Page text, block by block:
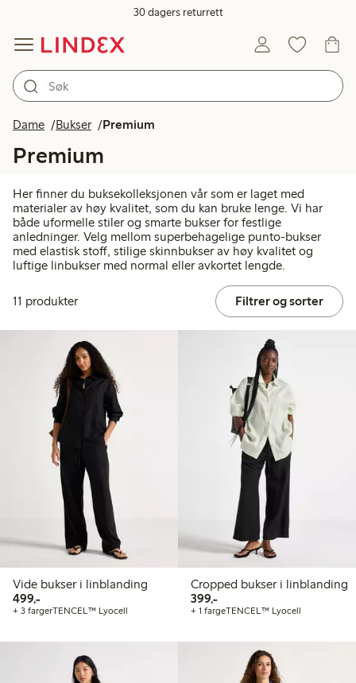
30 dagers returrett
Dame Bukser Premium
Premium
Her finner du buksekolleksjonen vår som er laget med
materialer av høy kvalitet, som du kan bruke lenge. Vi har
både uformelle stiler og smarte bukser for festlige
anledninger. Velg mellom superbehagelige punto-bukser
med elastisk stoff, stilige skinnbukser av høy kvalitet og
luftige linbukser med normal eller avkortet lengde.
11 produkter Filtrer og sorter
Vide bukser i linblanding
499,-499,00 kr
+ 3 fargerTENCEL™ Lyocell
Cropped bukser i linblanding
399,-399,00 kr
+ 1 fargeTENCEL™ Lyocell